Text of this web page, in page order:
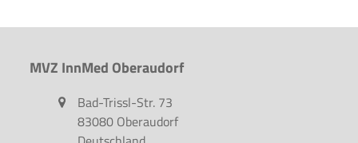
MVZ InnMed Oberaudorf
Bad-Trissl-Str. 73
83080 Oberaudorf